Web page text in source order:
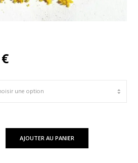
€Plage
6,00 €
12,00 €
AJOUTER AU PANIER